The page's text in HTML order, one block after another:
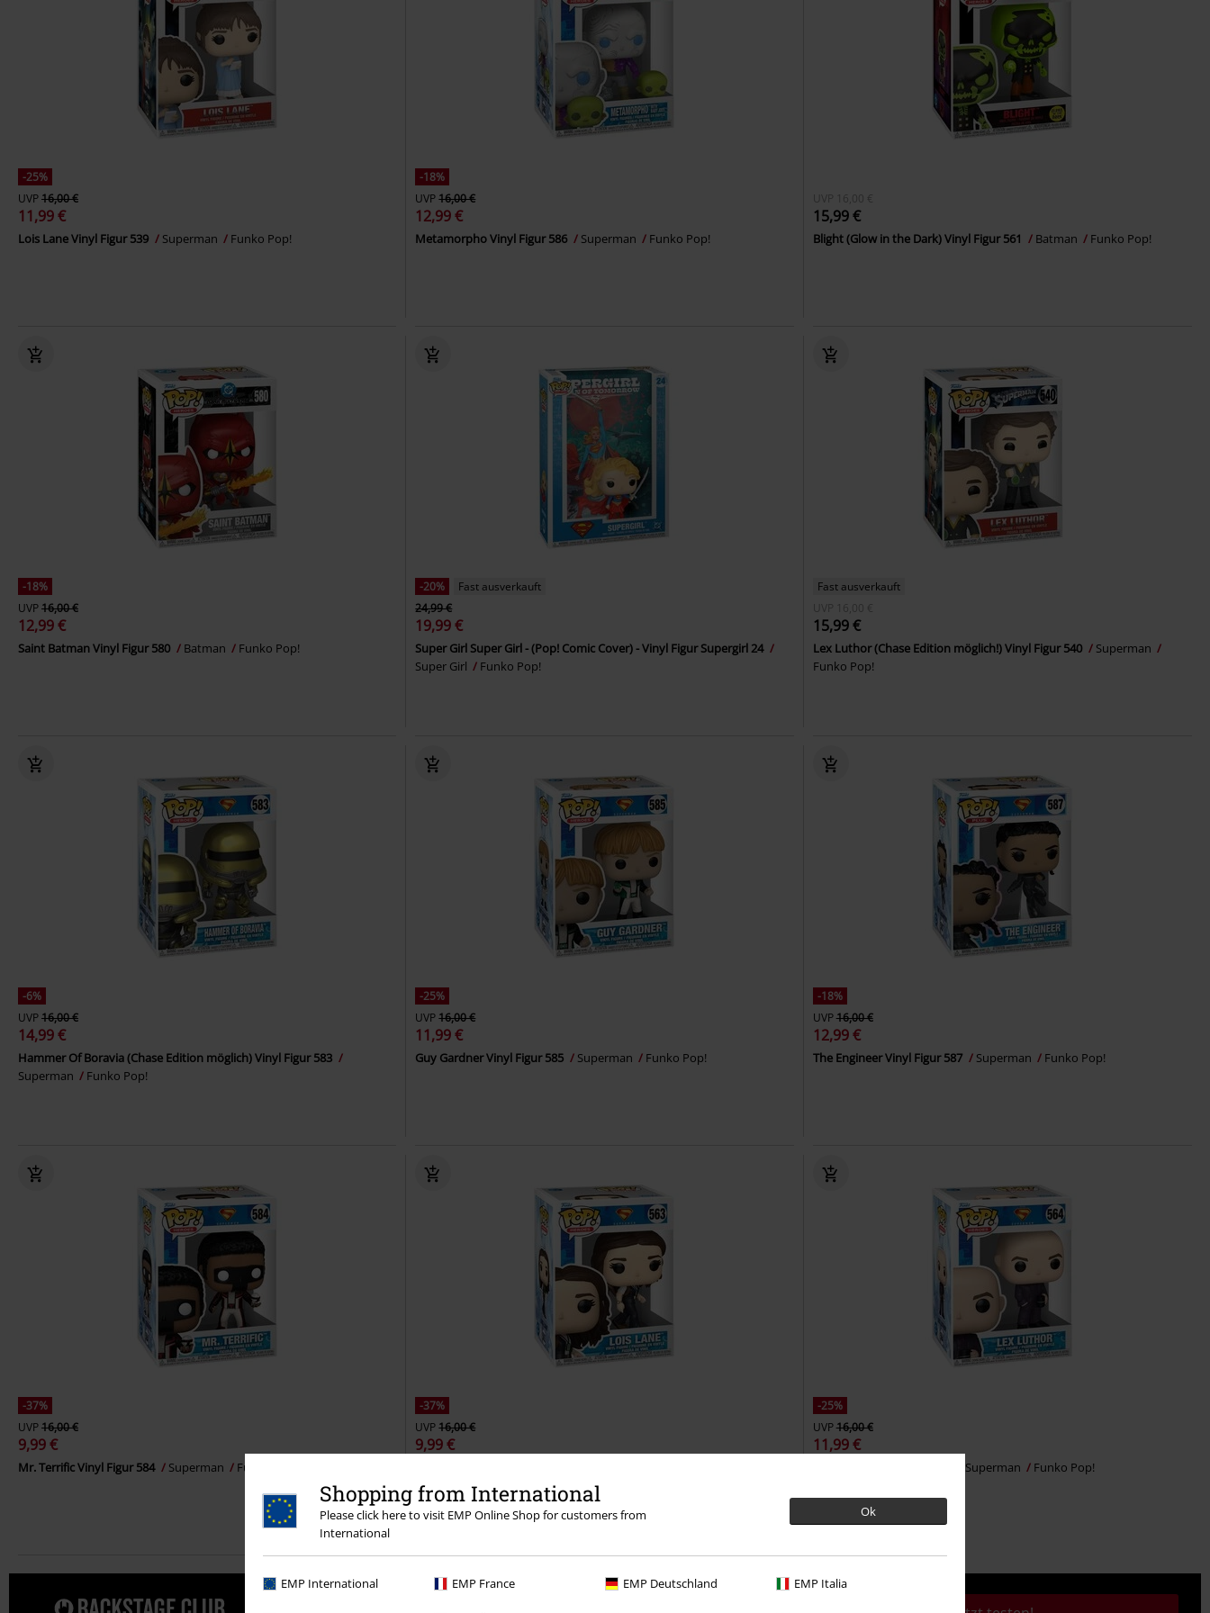
Shopping from International
Please click here to visit EMP Online Shop for customers from
International
Ok
EMP International EMP France EMP Deutschland EMP Italia
-25%
UVP16,00 €
11,99 €
Lois Lane Vinyl Figur 539 Superman Funko Pop!
-18%
UVP16,00 €
12,99 €
Metamorpho Vinyl Figur 586 Superman Funko Pop!
UVP 16,00 €
15,99 €
Blight (Glow in the Dark) Vinyl Figur 561 Batman Funko Pop!
-18%
UVP16,00 €
12,99 €
Saint Batman Vinyl Figur 580 Batman Funko Pop!
-20%
Fast ausverkauft
24,99 €
19,99 €
Super Girl Super Girl - (Pop! Comic Cover) - Vinyl Figur Supergirl 24
Super Girl
Funko Pop!
Fast ausverkauft
UVP
16,00 €
15,99 €
Lex Luthor (Chase Edition möglich!) Vinyl Figur 540
Superman
Funko Pop!
-6%
UVP16,00 €
14,99 €
Hammer Of Boravia (Chase Edition möglich) Vinyl Figur 583
Superman
Funko Pop!
-25%
UVP16,00 €
11,99 €
Guy Gardner Vinyl Figur 585 Superman Funko Pop!
-18%
UVP16,00 €
12,99 €
The Engineer Vinyl Figur 587 Superman Funko Pop!
-37%
UVP16,00 €
9,99 €
Mr. Terrific Vinyl Figur 584 Superman Funko Pop!
-37%
UVP16,00 €
9,99 €
-25%
UVP16,00 €
11,99 €
Superman Funko Pop!